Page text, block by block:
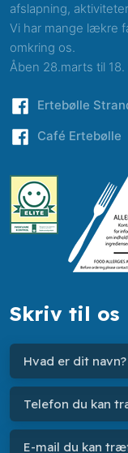
afslapning,
Vi har mange lækre
omkring os.
Åben 28.marts til
​Ertebølle
​Café Ertebølle
Skriv til os